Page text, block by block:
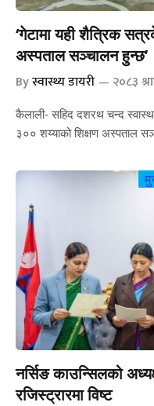
‘गेटामा यही शैत्रिक
अस्पताल सञ्चालन हुन्छ’
Byस्वास्थ्य डायरी २०८३
कैलाली- सहिद दशरथ चन्द स्वास्थ
३०० शय्याको शिक्षण अस्पताल
नर्सिङ काउन्सिलको
रजिस्ट्रारमा विष्ट